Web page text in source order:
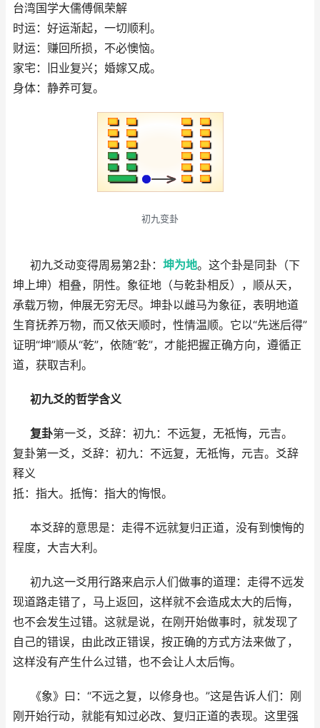
台湾国学大儒傅佩荣解
时运：好运渐起，一切顺利。
财运：赚回所损，不必懊恼。
家宅：旧业复兴；婚嫁又成。
身体：静养可复。
初九变卦
初九爻动变得周易第2卦： 坤为地。这个卦是同卦（下
坤上坤）相叠，阴性。象征地（与乾卦相反），顺从天，
承载万物，伸展无穷无尽。坤卦以雌马为象征，表明地道
生育抚养万物，而又依天顺时，性情温顺。它以“先迷后得”
证明“坤”顺从“乾”，依随“乾”，才能把握正确方向，遵循正
道，获取吉利。
初九爻的哲学含义
复卦第一爻，爻辞：初九：不远复，无祗悔，元吉。
复卦第一爻，爻辞：初九：不远复，无祗悔，元吉。爻辞
释义
抵：指大。抵悔：指大的悔恨。
本爻辞的意思是：走得不远就复归正道，没有到懊悔的
程度，大吉大利。
初九这一爻用行路来启示人们做事的道理：走得不远发
现道路走错了，马上返回，这样就不会造成太大的后悔，
也不会发生过错。这就是说，在刚开始做事时，就发现了
自己的错误，由此改正错误，按正确的方式方法来做了，
这样没有产生什么过错，也不会让人太后悔。
《象》曰：“不远之复，以修身也。”这是告诉人们：刚
刚开始行动，就能有知过必改、复归正道的表现。这里强